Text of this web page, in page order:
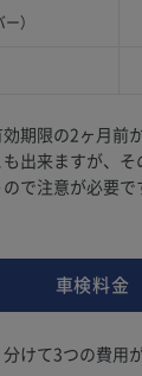
）
期限の2ヶ月前
も出来ますが、
で注意が必要で
車検料金
けて3つの費用